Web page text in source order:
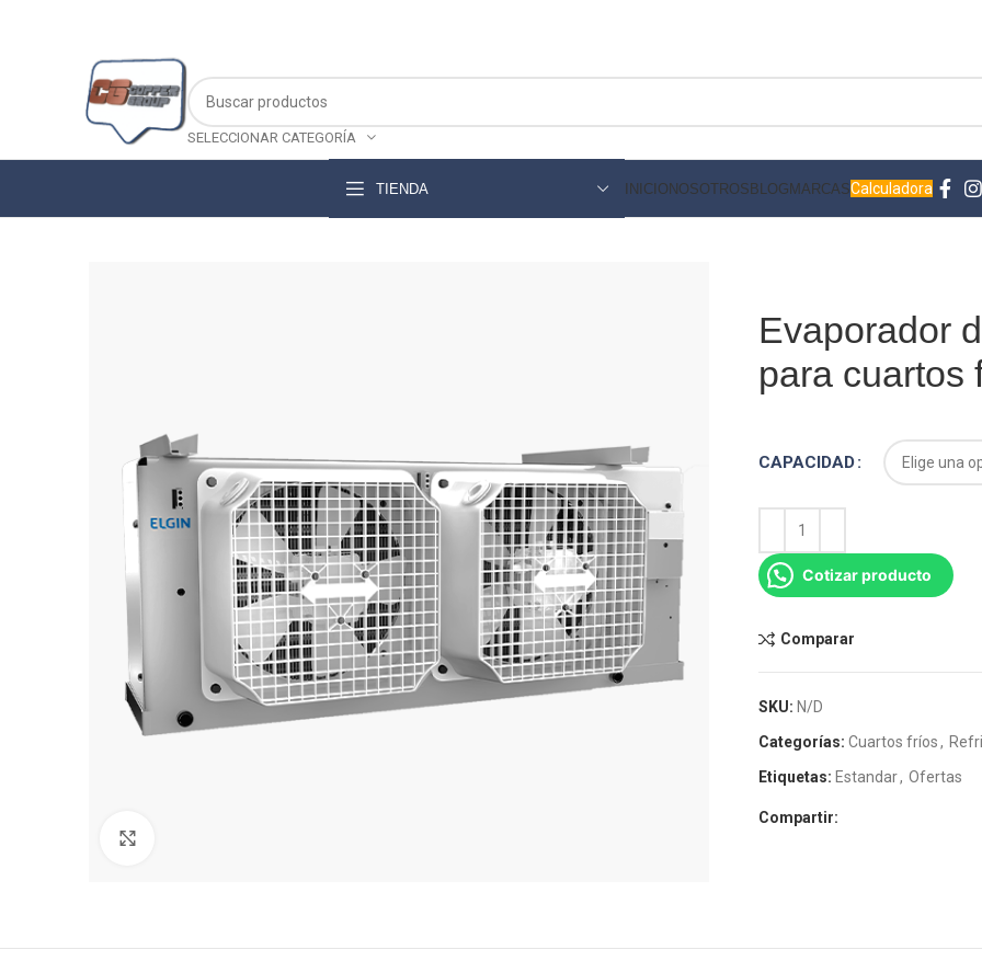
SELECCIONAR CATEGORÍA
TIENDA INICIONOSOTROSBLOGMARCASCalculadora
Evaporador
para cuartos
CAPACIDAD
Cotizar producto
Comparar
SKU: N/D
Categorías: Cuartos fríos,
Etiquetas: Estandar, Ofertas
Compartir: